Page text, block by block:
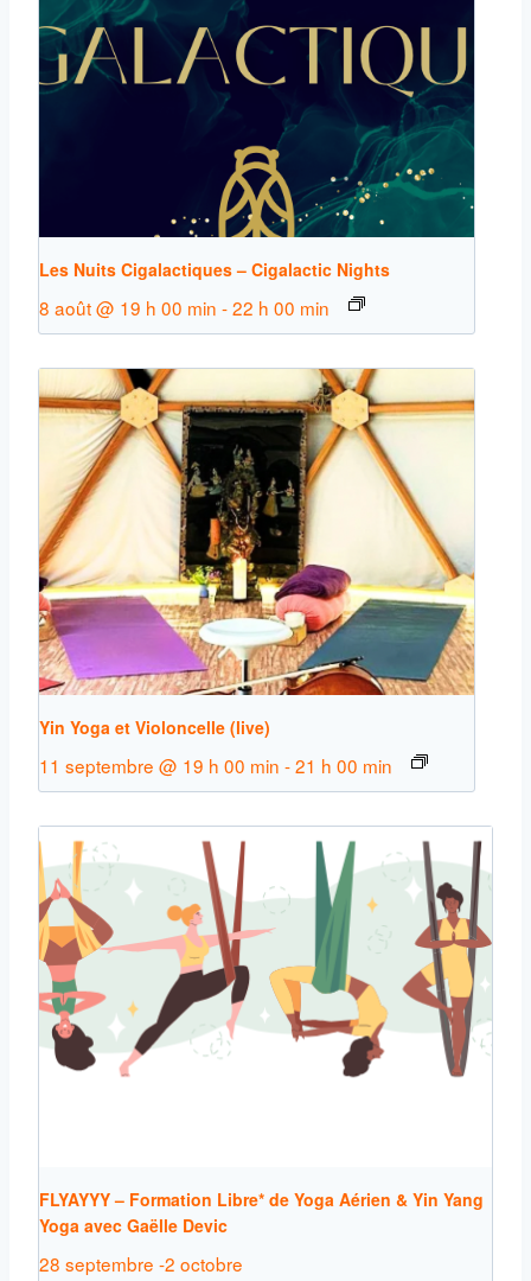
Les Nuits Cigalactiques – Cigalactic Nights
8 août @ 19 h 00 min -22 h 00 min
Yin Yoga et Violoncelle (live)
11 septembre @ 19 h 00 min -21 h 00 min
FLYAYYY – Formation Libre* de Yoga Aérien & Yin Yang
Yoga avec Gaëlle Devic
28 septembre -2 octobre